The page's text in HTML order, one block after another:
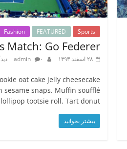
Fashion FEATURED Sports
Match: Go Federer
۲۸ اسفند ۱۳۹۳ admin ۰ دیدگاه
oat cake jelly cheesecake
sesame snaps. Muffin soufflé
tootsie roll. Tart donut
بیشتر بخوانید